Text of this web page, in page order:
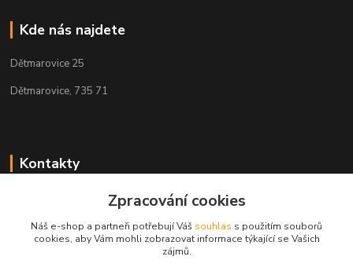
Kde nás najdete
Dětmarovice 25
Dětmarovice, 735 71
Kontakty
+420 731 444 327
obchod@volak.net
Zpracování cookies
Náš e-shop a partneři potřebují Váš souhlas s použitím souborů
cookies, aby Vám mohli zobrazovat informace týkající se Vašich
zájmů.